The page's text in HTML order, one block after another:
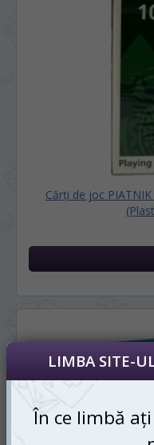
Cărți de joc